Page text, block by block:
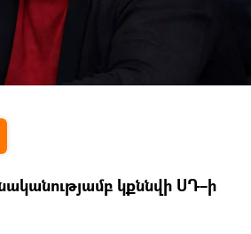
կքննվի ՍԴ–ի